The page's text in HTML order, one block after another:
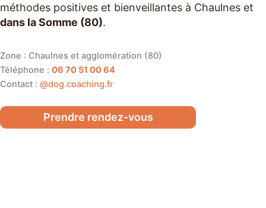
méthodes positives et bienveillantes à Chaulnes et
dans la Somme (80).
Zone : Chaulnes et agglomération (80)
Téléphone : 06 70 51 00 64
Contact : @dog.coaching.fr
Prendre rendez-vous